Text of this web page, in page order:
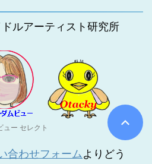
ルアーティスト研究所
ー セレクト
合わせフォームよりどう